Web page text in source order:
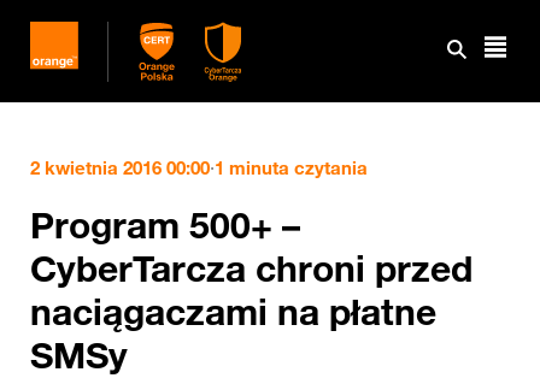
2 kwietnia 2016 00:00·1 minuta czytania
Program 500+ –
CyberTarcza chroni przed
naciągaczami na płatne
SMSy